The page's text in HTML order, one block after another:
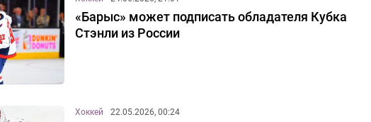
«Барыс» может подписать обладателя Кубка
Стэнли из России
Хоккей 22.05.2026, 00:24